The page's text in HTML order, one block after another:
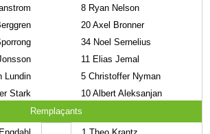
Lundin
Stark
8 Ryan Nelson
20 Axel Bronner
34 Noel Sernelius
11 Elias Jemal
5 Christoffer Nyman
10 Albert Aleksanjan
Remplaçants